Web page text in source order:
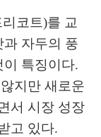
코트)를 교
자두의 풍
이 특징이다.
지만 새로운
서 시장 성장
고 있다.